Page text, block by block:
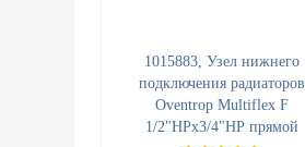
1015883, Узел нижнего
подключения радиаторов
Oventrop Multiflex F
1/2"НРx3/4"НР прямой